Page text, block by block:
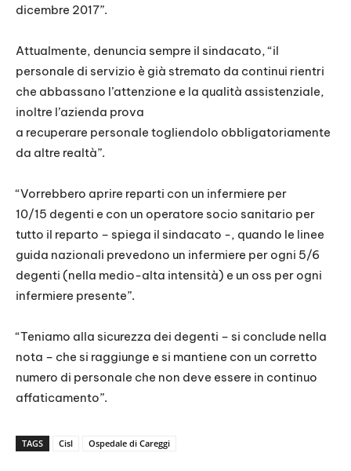
dicembre 2017”.
Attualmente, denuncia sempre il sindacato, “il
personale di servizio è già stremato da continui rientri
che abbassano l’attenzione e la qualità assistenziale,
inoltre l’azienda prova
a recuperare personale togliendolo obbligatoriamente
da altre realtà”.
“Vorrebbero aprire reparti con un infermiere per
10/15 degenti e con un operatore socio sanitario per
tutto il reparto – spiega il sindacato -, quando le linee
guida nazionali prevedono un infermiere per ogni 5/6
degenti (nella medio-alta intensità) e un oss per ogni
infermiere presente”.
“Teniamo alla sicurezza dei degenti – si conclude nella
nota – che si raggiunge e si mantiene con un corretto
numero di personale che non deve essere in continuo
affaticamento”.
TAGS Cisl Ospedale di Careggi